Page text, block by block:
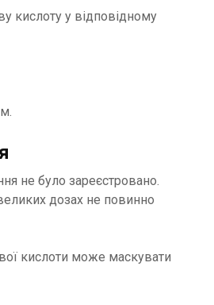
кислоту у відповідному
не було зареєстровано.
дозах не повинно
кислоти може маскувати